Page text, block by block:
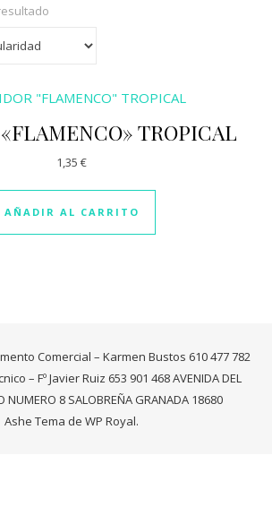
TROPICAL
1,35 €
AÑADIR AL CARRITO
Comercial – Karmen Bustos 610 477 782
– Fº Javier Ruiz 653 901 468 AVENIDA DEL
NUMERO 8 SALOBREÑA GRANADA 18680
Ashe Tema de WP Royal.